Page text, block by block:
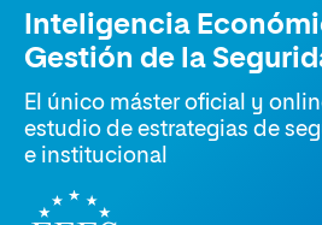
Inteligencia
Gestión de la
El único máster oficial y
estudio de estrategias de
e institucional